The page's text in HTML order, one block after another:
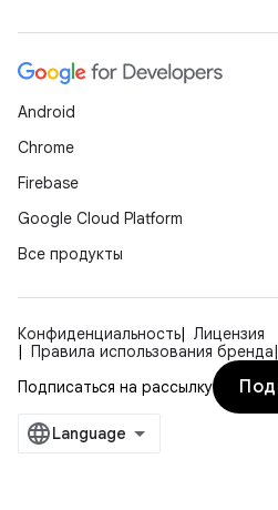
Android
Chrome
Firebase
Google Cloud Platform
Все продукты
Конфиденциальность
Лицензия
Правила использования бренда
Подписаться на рассылку